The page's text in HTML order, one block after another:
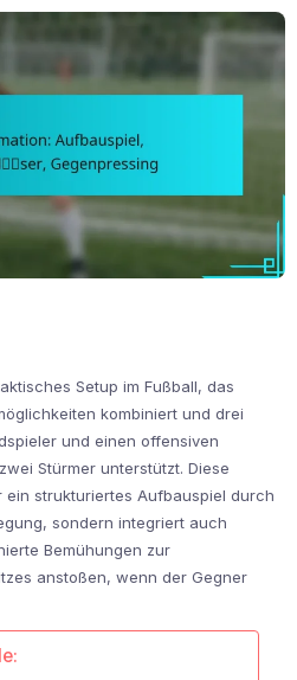
Setup im Fußball, das
kombiniert und drei
und einen offensiven
Stürmer unterstützt. Diese
strukturiertes Aufbauspiel durch
sondern integriert auch
Bemühungen zur
anstoßen, wenn der Gegner